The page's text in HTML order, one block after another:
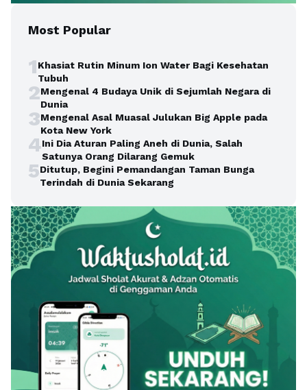
Most Popular
1Khasiat Rutin Minum Ion Water Bagi Kesehatan
Tubuh
2Mengenal 4 Budaya Unik di Sejumlah Negara di
Dunia
3Mengenal Asal Muasal Julukan Big Apple pada
Kota New York
4Ini Dia Aturan Paling Aneh di Dunia, Salah
Satunya Orang Dilarang Gemuk
5Ditutup, Begini Pemandangan Taman Bunga
Terindah di Dunia Sekarang